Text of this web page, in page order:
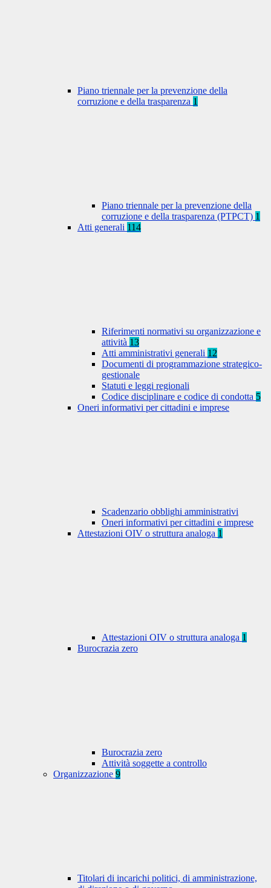
Piano triennale per la prevenzione della
corruzione e della trasparenza 1
Piano triennale per la prevenzione della
corruzione e della trasparenza (PTPCT) 1
Atti generali 114
Riferimenti normativi su organizzazione e
attività 13
Atti amministrativi generali 12
Documenti di programmazione strategico-
gestionale
Statuti e leggi regionali
Codice disciplinare e codice di condotta 5
Oneri informativi per cittadini e imprese
Scadenzario obblighi amministrativi
Oneri informativi per cittadini e imprese
Attestazioni OIV o struttura analoga 1
Attestazioni OIV o struttura analoga 1
Burocrazia zero
Burocrazia zero
Attività soggette a controllo
Organizzazione 9
Titolari di incarichi politici, di amministrazione,